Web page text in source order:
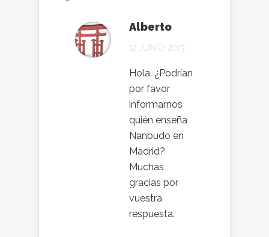
Alberto
12 JUNIO, 2013
Hola. ¿Podrían
por favor
informarnos
quién enseña
Nanbudo en
Madrid?
Muchas
gracias por
vuestra
respuesta.